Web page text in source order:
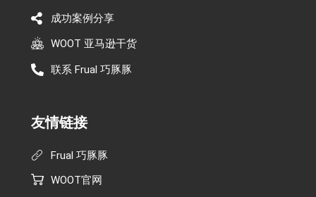
成功案例分享
WOOT 亚马逊干货
联系 Frual 巧豚豚
友情链接
Frual 巧豚豚
WOOT官网